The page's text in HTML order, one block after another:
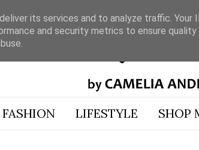
FASHION LIFESTYLE SHOP
its services and to analyze traffic. Your
and security metrics to ensure